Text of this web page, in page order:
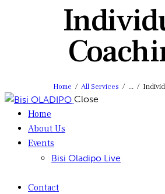
Home All Services ...
Close
Home
About Us
Events
Bisi Oladipo Live
Contact